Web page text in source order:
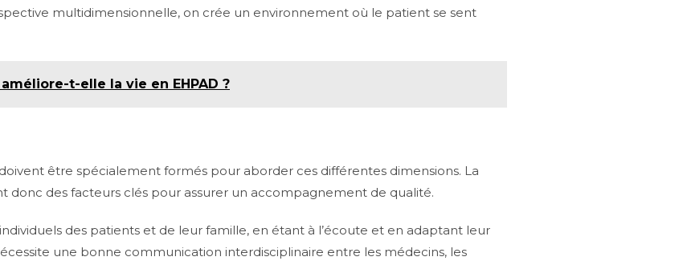
multidimensionnelle, on crée un environnement où le patient se sent
t-elle la vie en EHPAD ?
être spécialement formés pour aborder ces différentes dimensions. La
donc des facteurs clés pour assurer un accompagnement de qualité.
des patients et de leur famille, en étant à l’écoute et en adaptant leur
une bonne communication interdisciplinaire entre les médecins, les